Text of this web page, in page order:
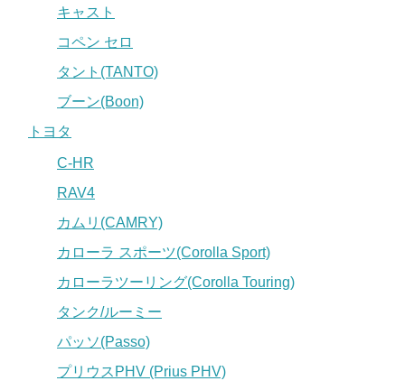
キャスト
コペン セロ
タント(TANTO)
ブーン(Boon)
トヨタ
C-HR
RAV4
カムリ(CAMRY)
カローラ スポーツ(Corolla Sport)
カローラツーリング(Corolla Touring)
タンク/ルーミー
パッソ(Passo)
プリウスPHV (Prius PHV)